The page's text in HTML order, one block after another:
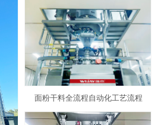
面粉干料全流程自动化工艺流程